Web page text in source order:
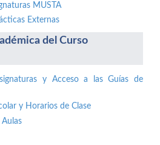
MUSTA
Externas
del Curso
y Acceso a las Guías de
y Horarios de Clase